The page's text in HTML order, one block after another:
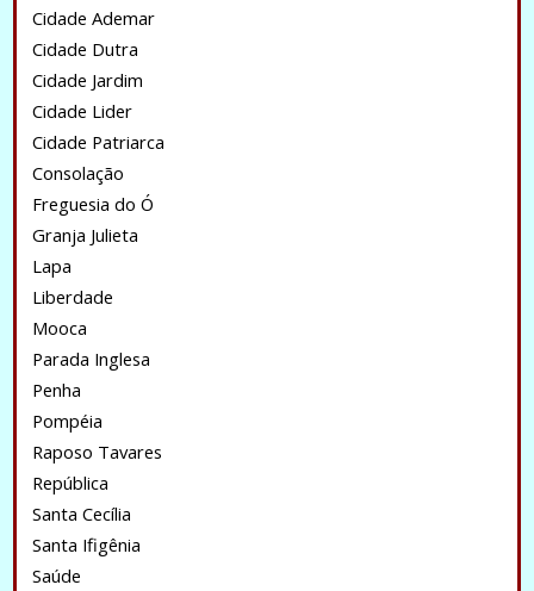
Cidade Ademar
Cidade Dutra
Cidade Jardim
Cidade Lider
Cidade Patriarca
Consolação
Freguesia do Ó
Granja Julieta
Lapa
Liberdade
Mooca
Parada Inglesa
Penha
Pompéia
Raposo Tavares
República
Santa Cecília
Santa Ifigênia
Saúde